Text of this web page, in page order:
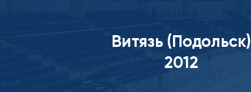
Витязь (Подольск)
2012